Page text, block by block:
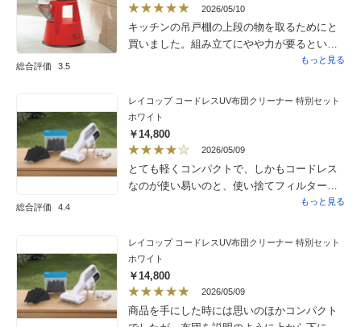
総合評価 3.5
2026/05/10
キッチンの吊戸棚の上段の物を取るためにと
買いました。組み立てにやや力が要るという
コメントを拝見したので、組み立てサービス
見ると思った以上にサイズ感があり、女一人
で扱うのは大変そうだったので、サービスを
利用して良かったと思います。なりは大きい
ですが、とても軽くて楽に移動でき、それな
のに上に乗るとちゃんと安定して、安心して
使用できます。赤色を選びましたが、大きく
て目立つので、かえってインテリアっぽく
もっと見る
総合評価 4.4
レイコップ コードレスUV布団クリーナー 特別セット
ホワイト
￥14,800
2026/05/09
とても軽くコンパクトで、しかもコードレス
なのが使い易いのと、使い捨てフィルターを
取り替えるだけというのもとても良いです。
が、使い勝手が良い分あっという間に無くな
りそうなのが心配です。
もっと見る
レイコップ コードレスUV布団クリーナー 特別セット
ホワイト
￥14,800
2026/05/09
商品を手にした時には思いのほかコンパクト